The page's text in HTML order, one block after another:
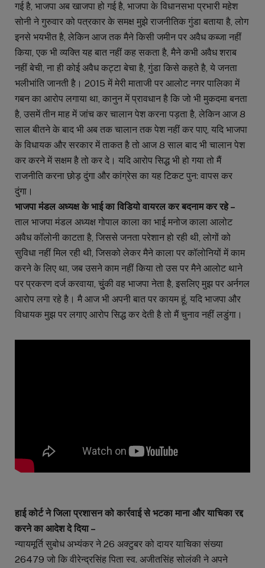
गई है, भाजपा अब खाजपा हो गई है, भाजपा के विधानसभा प्रभारी महेश
सोनी ने गुरुवार को पत्रकार के समक्ष मुझे राजनीतिक गुंडा बताया है, लोग
इनसे भयभीत है, लेकिन आज तक मैने किसी जमीन पर अवैध कब्जा नहीं
किया, एक भी व्यक्ति यह बात नहीं कह सकता है, मैने कभी अवैध शराब
नहीं बेची, ना ही कोई अवैध कट्टा बेचा है, गुंडा किसे कहते है, ये जनता
भलीभांति जानती है। 2015 में मेरी माताजी पर आलोट नगर पालिका में
गबन का आरोप लगाया था, कानुन में प्रावधान है कि जो भी मुकदमा बनता
है, उसमें तीन माह में जांच कर चालान पेश करना पड़ता है, लेकिन आज 8
साल बीतने के बाद भी अब तक चालान तक पेश नहीं कर पाए, यदि भाजपा
के विधायक और सरकार में ताकत है तो आज 8 साल बाद भी चालान पेश
कर करने में सक्षम है तो कर दे। यदि आरोप सिद्ध भी हो गया तो मैं
राजनीति करना छोड़ दुंगा और कांग्रेस का यह टिकट पुन: वापस कर
दुंगा।
भाजपा मंंडल अध्यक्ष के भाई का विडियो वायरल कर बदनाम कर रहे –
ताल भाजपा मंडल अध्यक्ष गोपाल काला का भाई मनोज काला आलोट
अवैध कॉलोनी काटता है, जिससे जनता परेशान हो रही थी, लोगों को
सुविधा नहीं मिल रही थी, जिसको लेकर मैने काला पर कॉलोनियों में काम
करने के लिए था, जब उसने काम नहीं किया तो उस पर मैने आलोट थाने
पर प्रकरण दर्ज करवाया, चुुंकी वह भाजपा नेता है, इसलिए मुझ पर अर्नगल
आरोप लगा रहे है। मै आज भी अपनी बात पर कायम हूं, यदि भाजपा और
विधायक मुझ पर लगाए आरोप सिद्ध कर देती है तो मैं चुनाव नहीं लडुंगा।
हाई कोर्ट ने जिला प्रशासन को कार्रवाई से भटका माना और याचिका रद्द
करने का आदेश दे दिया –
न्यायमूर्ति सुबोध अभ्यंकर ने 26 अक्टुबर को दायर याचिका संख्या
26479 जो कि वीरेन्द्रसिंह पिता स्व. अजीतसिंह सोलंकी ने अपने